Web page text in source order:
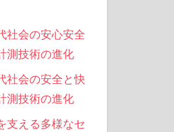
社会の安心安全
測技術の進化
社会の安全と快
測技術の進化
支える多様なセ